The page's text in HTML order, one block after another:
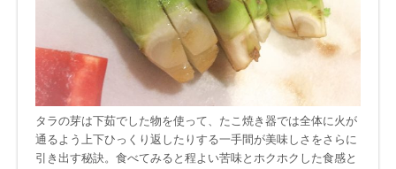
タラの芽は下茹でした物を使って、たこ焼き器では全体に火が
通るよう上下ひっくり返したりする一手間が美味しさをさらに
引き出す秘訣。食べてみると程よい苦味とホクホクした食感と